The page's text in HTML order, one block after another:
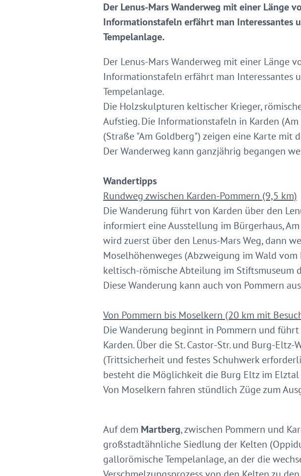
Der Lenus-Mars Wanderweg mit einer Länge
Informationstafeln erfährt man Interessantes
Tempelanlage.
Der Lenus-Mars Wanderweg mit einer Länge
Informationstafeln erfährt man Interessantes
Tempelanlage.
Die Holzskulpturen keltischer Krieger,
Aufstieg. Die Informationstafeln in Karden
(Straße "Am Goldberg") zeigen eine Karte mit
Der Wanderweg kann ganzjährig begangen
Wandertipps
Rundweg zwischen Karden-Pommern (9,5 km)
Die Wanderung führt von Karden über den
informiert eine Ausstellung im Bürgerhaus,
wird zuerst über den Lenus-Mars Weg, dann
Moselhöhenweges (Abzweigung im Wald
keltisch-römische Abteilung im Stiftsmuseum
Diese Wanderung kann auch von Pommern
Von Pommern bis Moselkern (20 km mit
Die Wanderung beginnt in Pommern und
Karden. Über die St. Castor-Str. und Burg-
(Trittsicherheit und festes Schuhwerk
besteht die Möglichkeit die Burg Eltz im
Von Moselkern fahren stündlich Züge zum
Auf dem Martberg, zwischen Pommern und
großstadtähnliche Siedlung der Kelten
gallorömische Tempelanlage, an der die